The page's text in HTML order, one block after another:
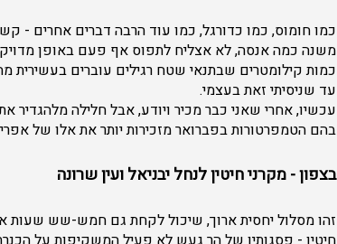
כמו חומוס, כמו כדורגל, כמו עוד הרבה דברים אחרים -
משנה כמה אנסה, לא אצליח לתפוס אף פעם באופן
כמות קילומטרים שבתנאי שטח רגילים עוברים בעשירית
עד שניסיתי זאת בעצמי.
עכשיו, אחרי שאני כבר מכיר ויודע, אבל חלילה
בהם הטמפרטורות בפברואר מזכירות יותר את אלו של
בצפון - מקרני חיטין לנחל יבניאל ועין שרונה
זהו מסלול יחסית ארוך, שיכול לקחת גם חמש-שש שעות